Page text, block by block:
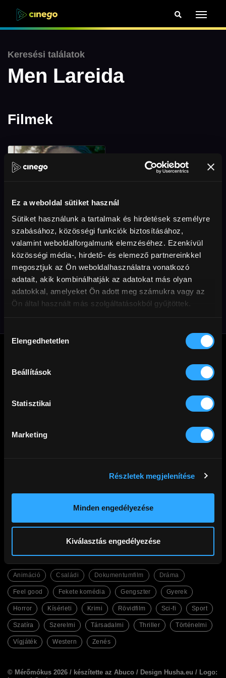
Ez a weboldal sütiket használ
Sütiket használunk a tartalmak és hirdetések személyre
szabásához, közösségi funkciók biztosításához,
valamint weboldalforgalmunk elemzéséhez. Ezenkívül
közösségi média-, hirdető- és elemező partnereinkkel
megosztjuk az Ön weboldalhasználatra vonatkozó
adatait, akik kombinálhatják az adatokat más olyan
adatokkal, amelyeket Ön adott meg számukra vagy az
Ön által használt más szolgáltatásokból gyűjtöttek.
kiválasztása
Elengedhetetlen
Beállítások
Statisztikai
Marketing
Részletek megjelenítése
Minden engedélyezése
Kiválasztás engedélyezése
Keresési találatok
Men Lareida
Filmek
Viktória: A zürichi
expressz
dráma
Ajándék előfizetés
Adatkezelési tájékoztató
Általános Szerződési Feltételek
Kapcsolat
Filmek
Legnézettebb
Magyar filmek
Szinkronos filmek
Műfajok
Animáció Családi Dokumentumfilm Dráma
Feel good Fekete komédia Gengszter Gyerek
Horror Kísérleti Krimi Rövidfilm Sci-fi Sport
Szatíra Szerelmi Társadalmi Thriller Történelmi
Vígjáték Western Zenés
© Mérőmókus 2026 / készítette az Abuco / Design Husha.eu / Logo: